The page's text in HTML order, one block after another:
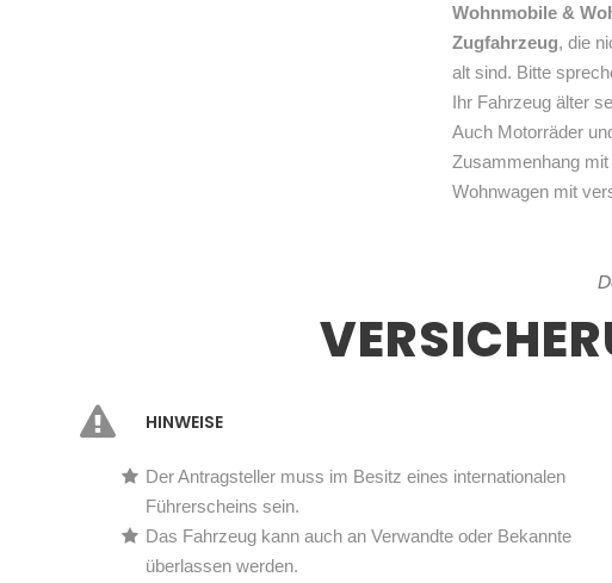
Wohnmobile &
Zugfahrzeug, die
alt sind. Bitte
Ihr Fahrzeug älter
Auch Motorräder
Zusammenhang
Wohnwagen mit
HINWEISE
Der Antragsteller muss im Besitz eines internationalen
Führerscheins sein.
Das Fahrzeug kann auch an Verwandte oder Bekannte
überlassen werden.